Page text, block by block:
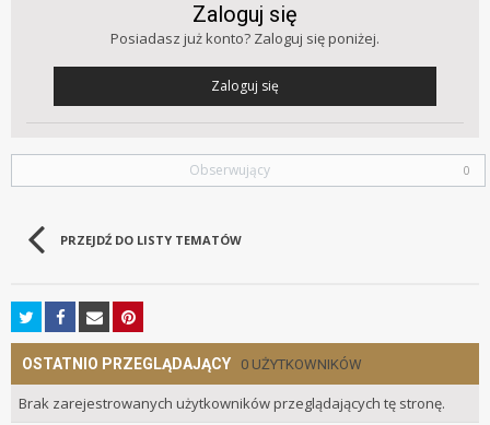
Zaloguj się
Posiadasz już konto? Zaloguj się poniżej.
Zaloguj się
Obserwujący 0
PRZEJDŹ DO LISTY TEMATÓW
OSTATNIO PRZEGLĄDAJĄCY 0 UŻYTKOWNIKÓW
Brak zarejestrowanych użytkowników przeglądających tę stronę.